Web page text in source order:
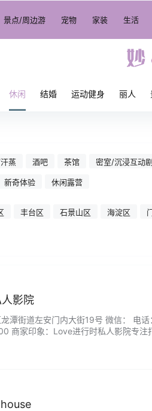
景点/周边游 宠物 家装 生活
休闲 结婚 运动健身 丽人
蒸 酒吧 茶馆 密室/沉浸互动剧
新奇体验 休闲露营
丰台区 石景山区 海淀区
影院
潭街道左安门内大街19号 微信： 电
商家印象：Love进行时私人影院专注